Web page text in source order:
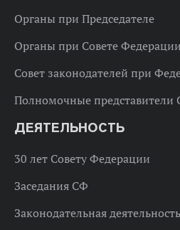
Органы при Председателе
Органы при Совете Федерации
Совет законодателей при
Полномочные представители
ДЕЯТЕЛЬНОСТЬ
30 лет Совету Федерации
Заседания СФ
Законодательная деятельность